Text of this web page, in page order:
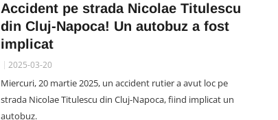
Accident pe strada Nicolae Titulescu
din Cluj-Napoca! Un autobuz a fost
implicat
2025-03-20
Miercuri, 20 martie 2025, un accident rutier a avut loc pe
strada Nicolae Titulescu din Cluj-Napoca, fiind implicat un
autobuz.
UNTOLD FESTIVAL CLUJ